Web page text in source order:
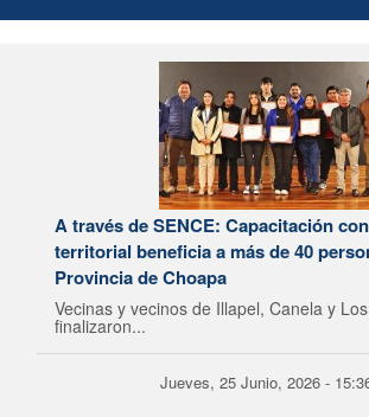
A través de SENCE: Capacitación
territorial beneficia a más de 40
Provincia de Choapa
Vecinas y vecinos de Illapel, Canela y
finalizaron...
Jueves, 25 Junio, 2026 -